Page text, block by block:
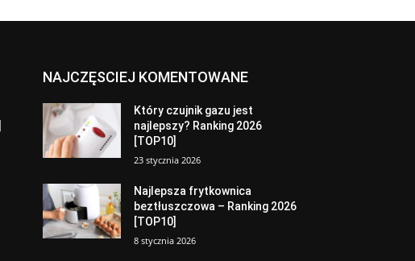
NAJCZĘSCIEJ KOMENTOWANE
Który czujnik gazu jest
najlepszy? Ranking 2026
[TOP10]
23 stycznia 2026
Najlepsza frytkownica
beztłuszczowa – Ranking 2026
[TOP10]
8 stycznia 2026